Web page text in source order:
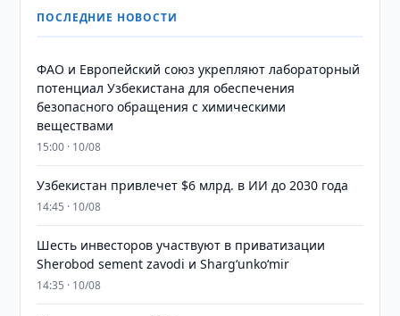
ПОСЛЕДНИЕ НОВОСТИ
ФАО и Европейский союз укрепляют лабораторный
потенциал Узбекистана для обеспечения
безопасного обращения с химическими
веществами
15:00 · 10/08
Узбекистан привлечет $6 млрд. в ИИ до 2030 года
14:45 · 10/08
Шесть инвесторов участвуют в приватизации
Sherobod sement zavodi и Shargʻunkoʻmir
14:35 · 10/08